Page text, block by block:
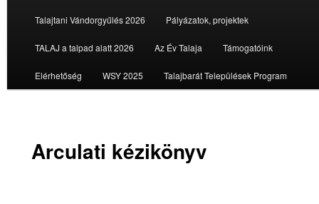
Talajtani Vándorgyűlés 2026 Pályázatok, projektek
TALAJ a talpad alatt 2026 Az Év Talaja Támogatóink
Elérhetőség WSY 2025 Talajbarát Települések Program
Arculati kézikönyv